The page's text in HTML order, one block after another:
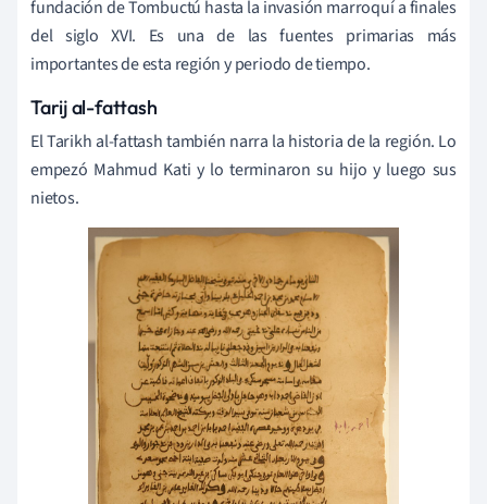
fundación de Tombuctú hasta la invasión marroquí a finales
del siglo XVI. Es una de las fuentes primarias más
importantes de esta región y periodo de tiempo.
Tarij al-fattash
El Tarikh al-fattash también narra la historia de la región. Lo
empezó Mahmud Kati y lo terminaron su hijo y luego sus
nietos.